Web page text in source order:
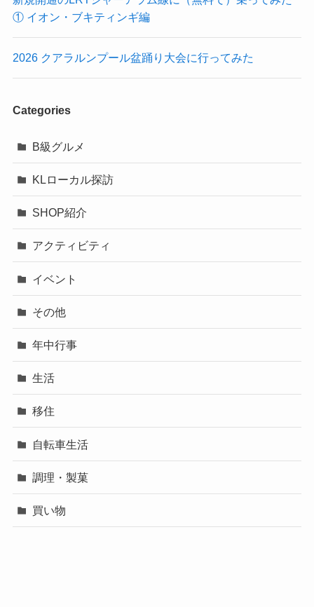
① イオン・ブキティンギ編
2026 クアラルンプール盆踊り大会に行ってみた
Categories
B級グルメ
KLローカル探訪
SHOP紹介
アクティビティ
イベント
その他
年中行事
生活
移住
自転車生活
調理・製菓
買い物